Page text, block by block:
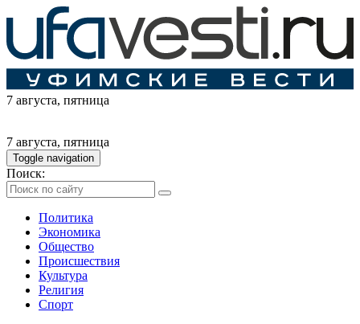
7 августа, пятница
7 августа, пятница
Toggle navigation
Поиск:
Политика
Экономика
Общество
Происшествия
Культура
Религия
Спорт